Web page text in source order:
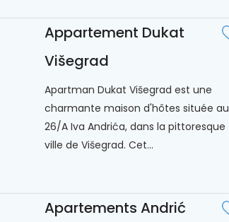
Appartement Dukat
Višegrad
Apartman Dukat Višegrad est une
charmante maison d'hôtes située au
26/A Iva Andrića, dans la pittoresque
ville de Višegrad. Cet...
Apartements Andrić